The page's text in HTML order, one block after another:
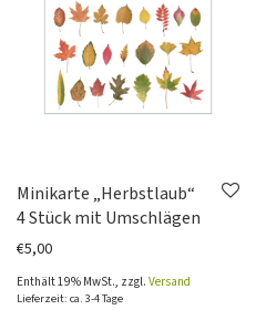
Minikarte „Herbstlaub“
4 Stück mit Umschlägen
€5,00
Enthält 19% MwSt., zzgl. Versand
Lieferzeit: ca. 3-4 Tage